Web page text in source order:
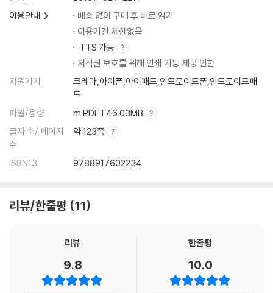
이용안내
배송 없이 구매 후 바로 읽기
이용기간 제한없음
TTS 가능
저작권 보호를 위해 인쇄 기능 제공 안함
지원기기
크레마,아이폰,아이패드,안드로이드폰,안드로이드패
드
파일/용량
m.PDF | 46.03MB
글자 수/ 페이지
수
약 123쪽
ISBN13 9788917602234
리뷰/한줄평 11
리뷰
9.8
한줄평
10.0